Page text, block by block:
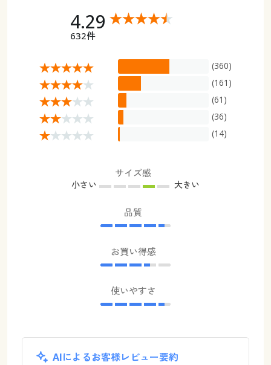
4.29
632件
(360)
(161)
(61)
(36)
(14)
サイズ感
小さい 大きい
品質
お買い得感
使いやすさ
AIによるお客様レビュー要約